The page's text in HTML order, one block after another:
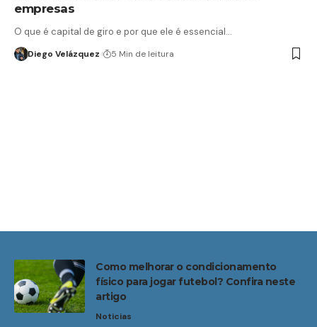
empresas
O que é capital de giro e por que ele é essencial…
Diego Velázquez 5 Min de leitura
Como melhorar o condicionamento
físico para jogar futebol? Confira neste
artigo
Noticias